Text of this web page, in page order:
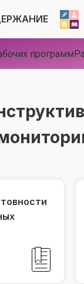
программ